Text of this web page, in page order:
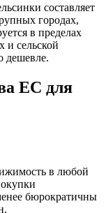
составляет
городах,
в пределах
и сельской
дешевле.
ЕС для
в любой
бюрократичны